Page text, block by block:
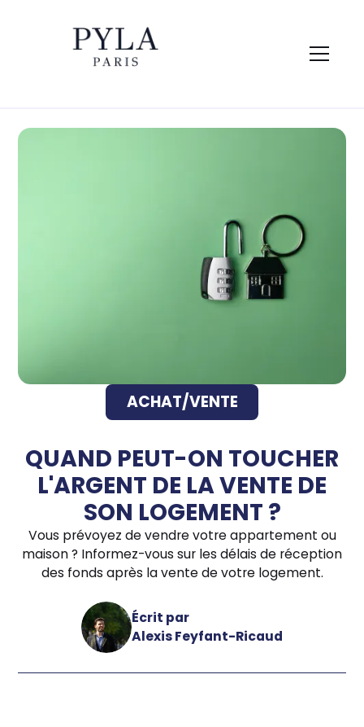
ACHAT/VENTE
QUAND PEUT-ON TOUCHER
L'ARGENT DE LA VENTE DE
SON LOGEMENT ?
Vous prévoyez de vendre votre appartement ou
maison ? Informez-vous sur les délais de réception
des fonds après la vente de votre logement.
Écrit par
Alexis Feyfant-Ricaud